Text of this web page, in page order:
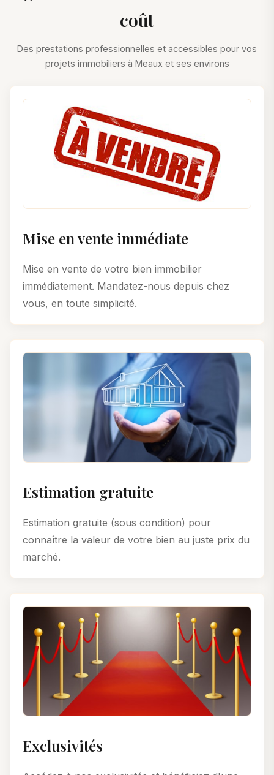
coût
Des prestations professionnelles et accessibles pour vos
projets immobiliers à Meaux et ses environs
Mise en vente immédiate
Mise en vente de votre bien immobilier
immédiatement. Mandatez-nous depuis chez
vous, en toute simplicité.
Estimation gratuite
Estimation gratuite (sous condition) pour
connaître la valeur de votre bien au juste prix du
marché.
Exclusivités